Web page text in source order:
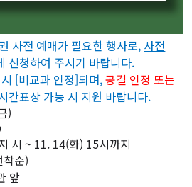
사전 예매가 필요한 행사로, 사전
신청하여 주시기 바랍니다.
[비교과 인정]되며,공결 인정 또는
간표상 가능 시 지원 바랍니다.
)
시 ~ 11. 14(화) 15시까지
순)
앞